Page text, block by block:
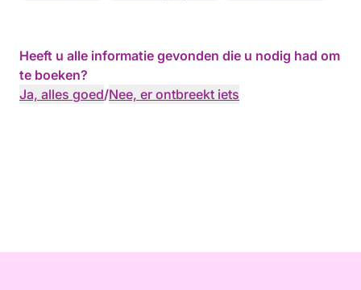
Heeft u alle informatie gevonden die u nodig had om
te boeken?
Ja, alles goed/Nee, er ontbreekt iets